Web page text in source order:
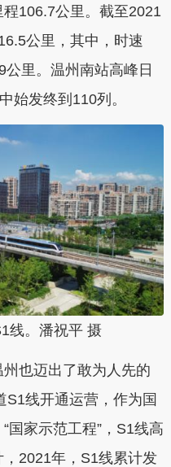
106.7公里。截至2021
公里，其中，时速
里。温州南站高峰日
始发终到110列。
。潘祝平 摄
也迈出了敢为人先的
S1线开通运营，作为国
国家示范工程”，S1线高
2021年，S1线累计发